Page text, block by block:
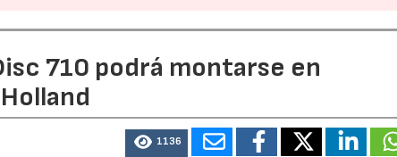
710 podrá montarse en
1136